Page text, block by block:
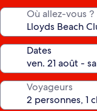
Où allez-vous ?
Dates
Voyageurs